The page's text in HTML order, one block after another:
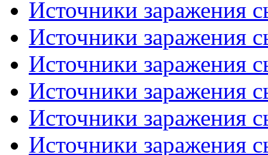
Источники заражения
Источники заражения
Источники заражения
Источники заражения
Источники заражения
Источники заражения